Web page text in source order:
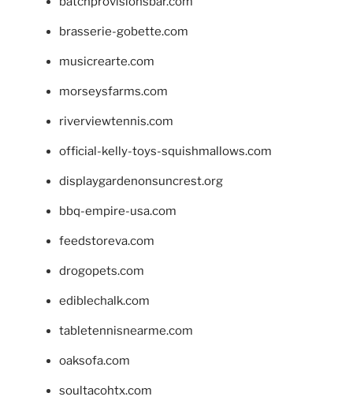
brasserie-gobette.com
musicrearte.com
morseysfarms.com
riverviewtennis.com
official-kelly-toys-squishmallows.com
displaygardenonsuncrest.org
bbq-empire-usa.com
feedstoreva.com
drogopets.com
ediblechalk.com
tabletennisnearme.com
oaksofa.com
soultacohtx.com